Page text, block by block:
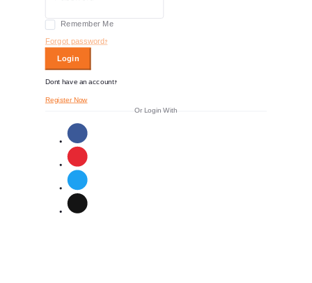
Remember Me
Forgot password?
Login
Dont have an account?
Register Now
Or Login With